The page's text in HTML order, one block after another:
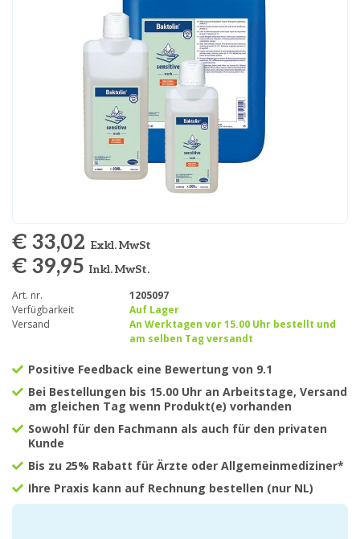
€ 33,02 Exkl. MwSt
€ 39,95 Inkl. MwSt.
Art. nr.
1205097
Verfügbarkeit
Auf Lager
Versand
An Werktagen vor 15.00 Uhr bestellt und
am selben Tag versandt
Positive Feedback eine Bewertung von 9.1
Bei Bestellungen bis 15.00 Uhr an Arbeitstage, Versand
am gleichen Tag wenn Produkt(e) vorhanden
Sowohl für den Fachmann als auch für den privaten
Kunde
Bis zu 25% Rabatt für Ärzte oder Allgemeinmediziner*
Ihre Praxis kann auf Rechnung bestellen (nur NL)